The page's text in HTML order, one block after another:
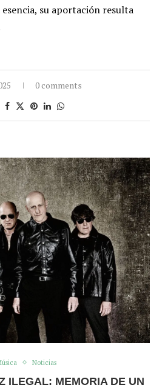
su aportación resulta
0 comments
Noticias
ILEGAL: MEMORIA DE UN